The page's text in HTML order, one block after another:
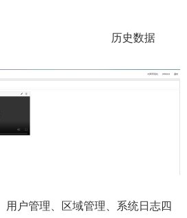
数据
用户管理、区域管理、系统日志四